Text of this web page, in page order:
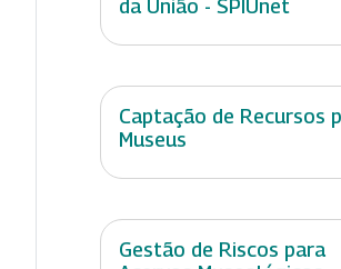
da União - SPIUnet
Captação de Recursos
Museus
Gestão de Riscos para